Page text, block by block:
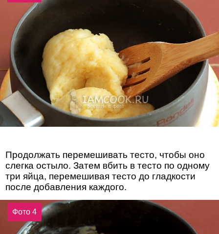
Продолжать перемешивать тесто, чтобы оно
слегка остыло. Затем вбить в тесто по одному
три яйца, перемешивая тесто до гладкости
после добавления каждого.
Фото 4